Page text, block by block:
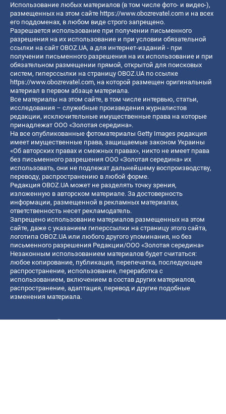
Использование любых материалов (в том числе фото- и видео-),
размещенных на этом сайте https://www.obozrevatel.com и на всех
его поддоменах, в любом виде строго запрещено.
Разрешается использование при получении письменного
разрешения на их использование и при условии обязательной
ссылки на сайт OBOZ.UA, а для интернет-изданий - при
получении письменного разрешения на их использование и при
обязательном размещении прямой, открытой для поисковых
систем, гиперссылки на страницу OBOZ.UA по ссылке
https://www.obozrevatel.com, на которой размещен оригинальный
материал в первом абзаце материала.
Все материалы на этом сайте, в том числе интервью, статьи,
исследования – служебные произведения журналистов
редакции, исключительные имущественные права на которые
принадлежат ООО «Золотая середина».
На все опубликованные фотоматериалы Getty Images редакция
имеет имущественные права, защищаемые законом Украины
«Об авторских правах и смежных правах», никто не имеет права
без письменного разрешения ООО «Золотая середина» их
использовать, они не подлежат дальнейшему воспроизводству,
переводу, распространению в любой форме.
Редакция OBOZ.UA может не разделять точку зрения,
изложенную в авторском материале. За достоверность
информации, размещенной в рекламных материалах,
ответственность несет рекламодатель.
Запрещено использование материалов размещенных на этом
сайте, даже с указанием гиперссылки на страницу этого сайта,
логотипа OBOZ.UA или любого другого упоминания, но без
письменного разрешения Редакции/ООО «Золотая середина»
Незаконным использованием материалов будет считаться:
любое копирование, публикация, перепечатка, последующее
распространение, использование, переработка с
использованием, включением в состав других материалов,
распространение, адаптация, перевод и другие подобные
изменения материала.
Название онлайн медиа — «OBOZ.UA»